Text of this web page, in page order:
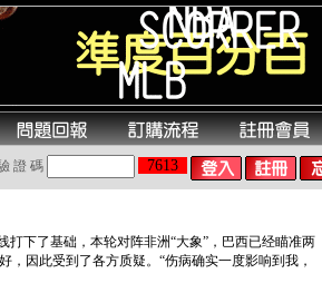
證 碼 7613
打下了基础，本轮对阵非洲“大象”，巴西已经瞄准两
因此受到了各方质疑。“伤病确实一度影响到我，